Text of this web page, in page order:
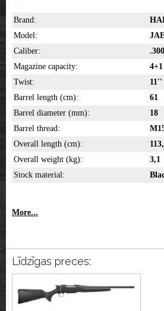
Brand:
Model:
Caliber:
Magazine capacity:
4+1
Twist:
11''
Barrel length (cm):
61
Barrel diameter (mm):
18
Barrel thread:
Overall length (cm):
Overall weight (kg):
3,1
Stock material:
More...
Līdzīgas preces: